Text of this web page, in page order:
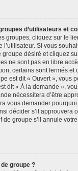
d’utilisateurs et
groupes, cliquez sur le
l’utilisateur. Si vous
désiré et cliquez
ne sont pas en libre
certains sont fermés et
est dit « Ouvert », vous
dit « À la demande »,
nécessitera d’être
vous demander
décider s’il approuvera
de groupe s’il annule
groupe ?